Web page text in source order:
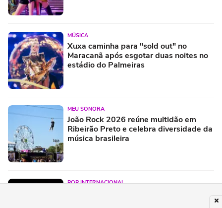
MÚSICA
Xuxa caminha para "sold out" no
Maracanã após esgotar duas noites no
estádio do Palmeiras
MEU SONORA
João Rock 2026 reúne multidão em
Ribeirão Preto e celebra diversidade da
música brasileira
POP INTERNACIONAL